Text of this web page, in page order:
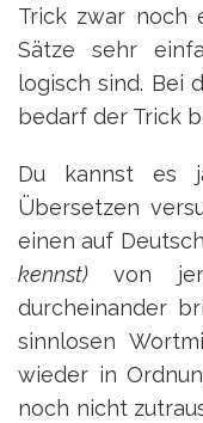
Trick zwar noch
Sätze sehr
logisch sind. Bei
bedarf der Trick
Du kannst es
Übersetzen
einen auf
kennst) von
durcheinander
sinnlosen
wieder in
noch nicht